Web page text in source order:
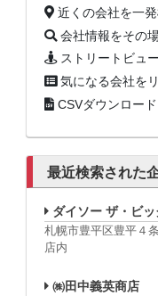
近くの会社を一
会社情報をその
ストリートビュ
気になる会社を
CSVダウンロード
最近検索された
ダイソー ザ・ビ
札幌市豊平区豊平４
店内
㈱田中義英商店